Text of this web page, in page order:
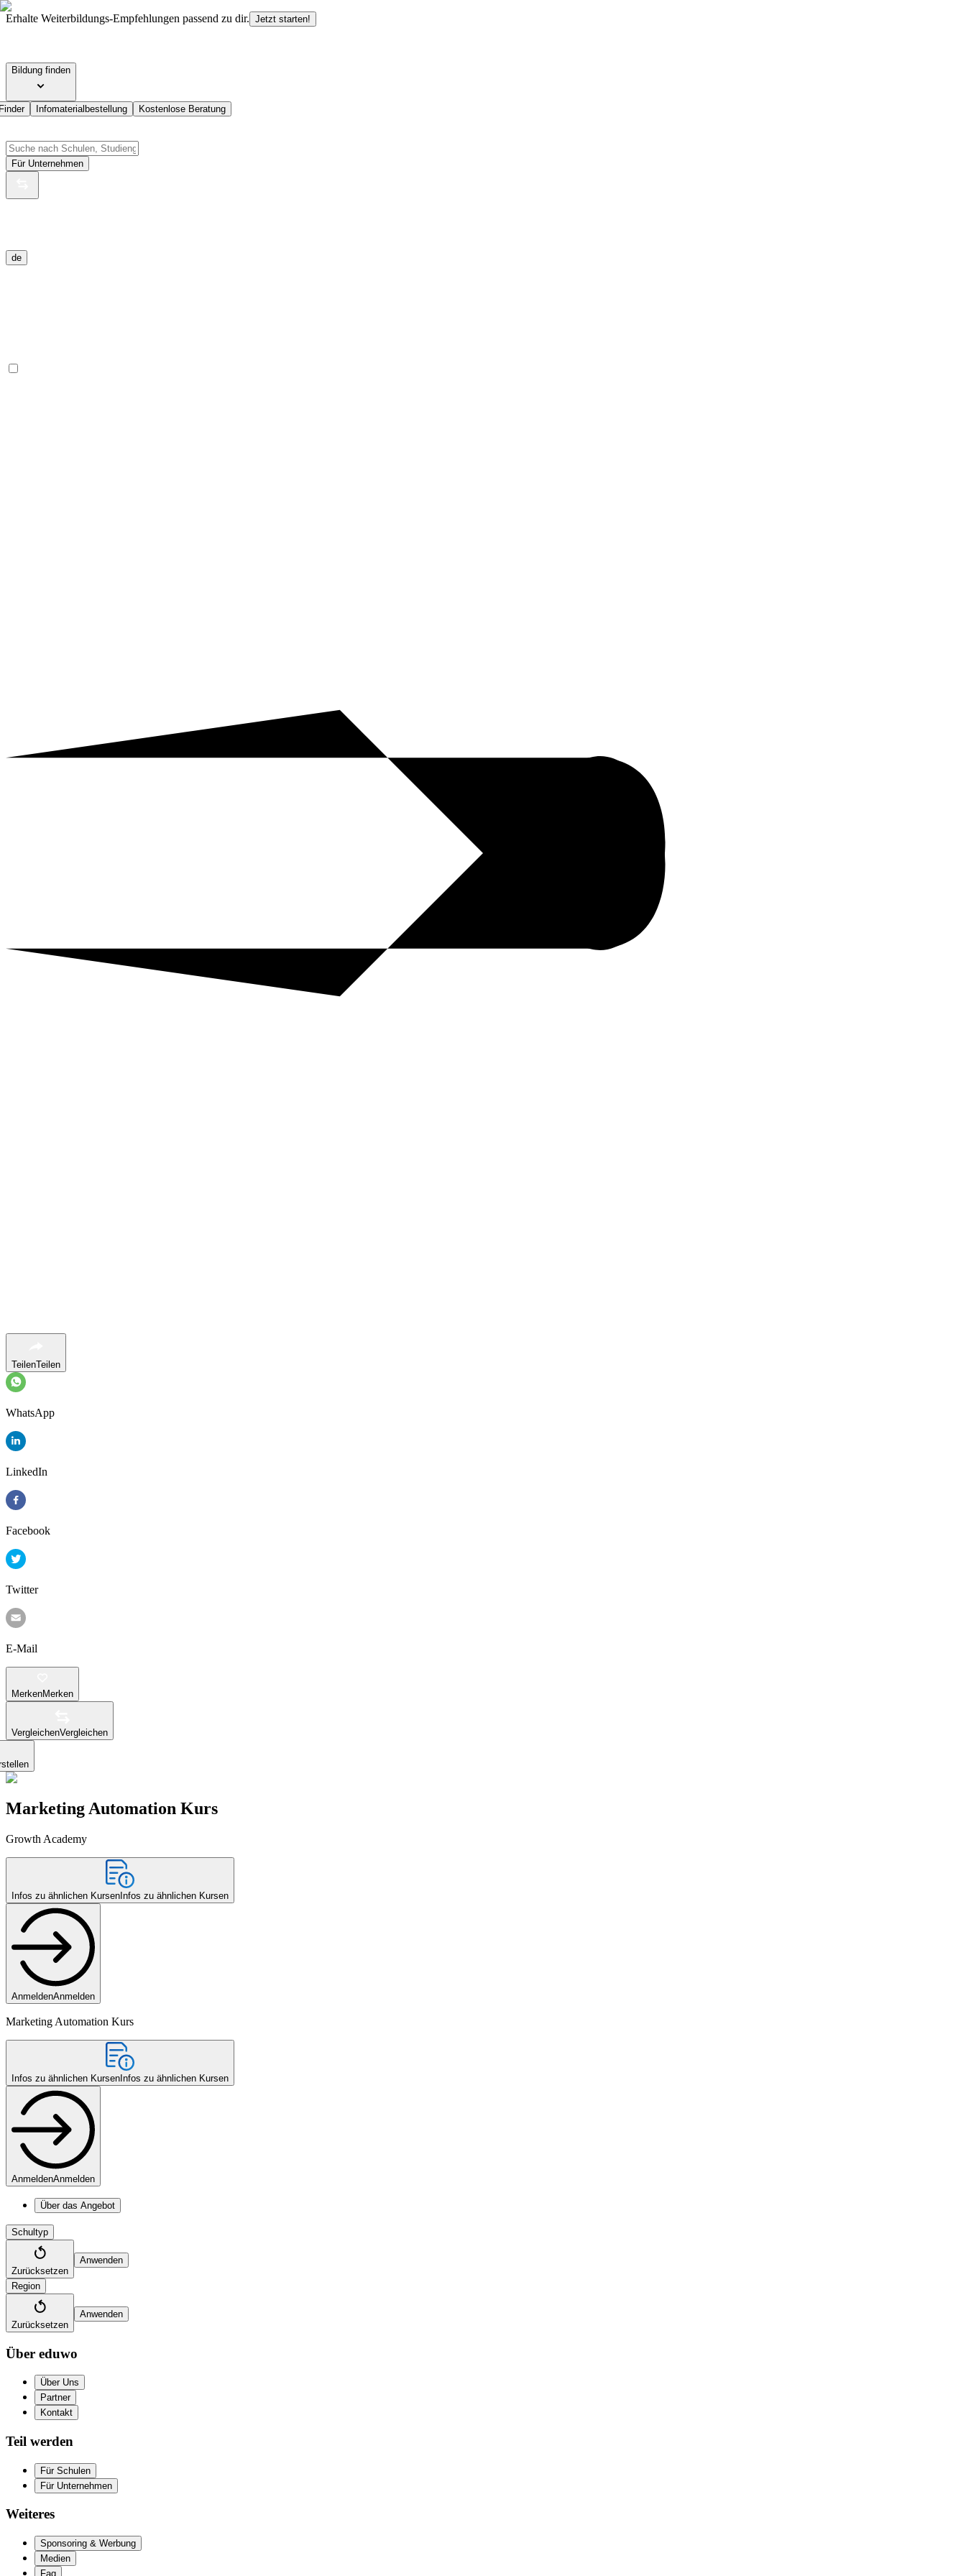
Erhalte Weiterbildungs-Empfehlungen passend zu dir. Jetzt starten!
Bildung finden
Infomaterialbestellung Kostenlose Beratung
Für Unternehmen
de
TeilenTeilen
WhatsApp
LinkedIn
Facebook
Twitter
E-Mail
MerkenMerken
VergleichenVergleichen
Marketing Automation Kurs
Growth Academy
Infos zu ähnlichen Kursen Infos zu ähnlichen Kursen
AnmeldenAnmelden
Marketing Automation Kurs
Infos zu ähnlichen Kursen Infos zu ähnlichen Kursen
AnmeldenAnmelden
Über das Angebot
Schultyp
Zurücksetzen
Anwenden
Region
Zurücksetzen
Anwenden
Über eduwo
Über Uns
Partner
Kontakt
Teil werden
Für Schulen
Für Unternehmen
Weiteres
Sponsoring & Werbung
Medien
Faq